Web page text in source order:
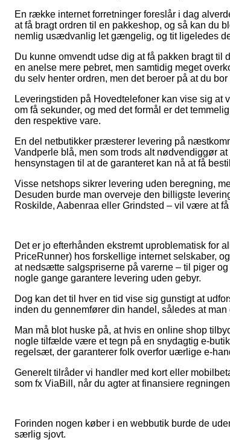
En række internet forretninger foreslår i dag
at få bragt ordren til en pakkeshop, og så kan du
nemlig usædvanlig let gængelig, og tit ligeledes
Du kunne omvendt udse dig at få pakken bragt
en anelse mere pebret, men samtidig meget
du selv henter ordren, men det beroer på at du
Leveringstiden på Hovedtelefoner kan vise sig
om få sekunder, og med det formål er det
den respektive vare.
En del netbutikker præsterer levering på
Vandperle blå, men som trods alt nødvendiggør
hensynstagen til at de garanteret kan nå at få
Visse netshops sikrer levering uden beregning,
Desuden burde man overveje den billigste
Roskilde, Aabenraa eller Grindsted – vil være at
Det er jo efterhånden ekstremt uproblematisk for
PriceRunner) hos forskellige internet selskaber,
at nedsætte salgspriserne på varerne – til piger
nogle gange garantere levering uden gebyr.
Dog kan det til hver en tid vise sig gunstigt at
inden du gennemfører din handel, således at
Man må blot huske på, at hvis en online shop
nogle tilfælde være et tegn på en snydagtig e-
regelsæt, der garanterer folk overfor uærlige e-
Generelt tilråder vi handler med kort eller
som fx ViaBill, når du agter at finansiere
Forinden nogen køber i en webbutik burde de
særlig sjovt.